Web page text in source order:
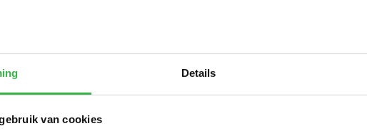
Details
van cookies
Energieproductie en Energie-intensiteit worden niet gevraagd door de